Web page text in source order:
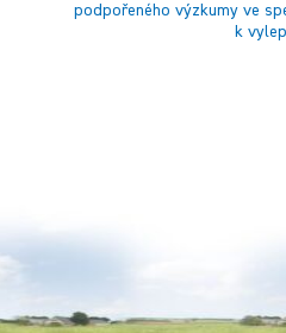
podpořeného výzkumy ve
k